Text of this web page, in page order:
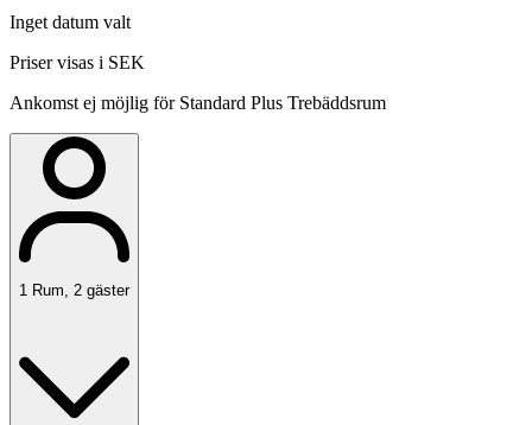
Inget datum valt
Priser visas i SEK
Ankomst ej möjlig för Standard Plus Trebäddsrum
1 Rum, 2 gäster